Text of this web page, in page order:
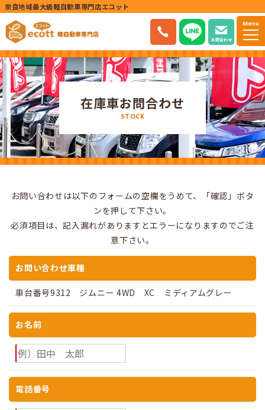
奈良地域最大級軽自動車専門店エコット
お問合わせ
Menu
在庫車お問合わせ
STOCK
お問い合わせは以下のフォームの空欄をうめて、「確認」ボタ
ンを押して下さい。
必須項目は、記入漏れがありますとエラーになりますのでご注
意下さい。
お問い合わせ車種
車台番号9312 ジムニー 4WD XC ミディアムグレー
お名前
電話番号